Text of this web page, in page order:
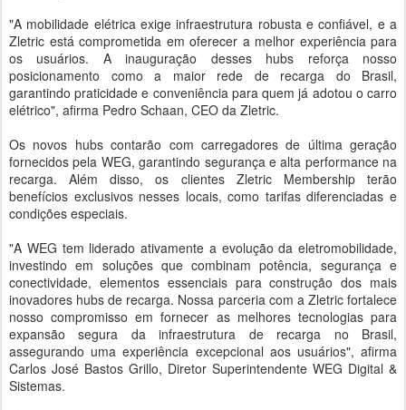
"A mobilidade elétrica exige infraestrutura robusta e confiável, e a
Zletric está comprometida em oferecer a melhor experiência para
os usuários. A inauguração desses hubs reforça nosso
posicionamento como a maior rede de recarga do Brasil,
garantindo praticidade e conveniência para quem já adotou o carro
elétrico", afirma Pedro Schaan, CEO da Zletric.
Os novos hubs contarão com carregadores de última geração
fornecidos pela WEG, garantindo segurança e alta performance na
recarga. Além disso, os clientes Zletric Membership terão
benefícios exclusivos nesses locais, como tarifas diferenciadas e
condições especiais.
"A WEG tem liderado ativamente a evolução da eletromobilidade,
investindo em soluções que combinam potência, segurança e
conectividade, elementos essenciais para construção dos mais
inovadores hubs de recarga. Nossa parceria com a Zletric fortalece
nosso compromisso em fornecer as melhores tecnologias para
expansão segura da infraestrutura de recarga no Brasil,
assegurando uma experiência excepcional aos usuários", afirma
Carlos José Bastos Grillo, Diretor Superintendente WEG Digital &
Sistemas.